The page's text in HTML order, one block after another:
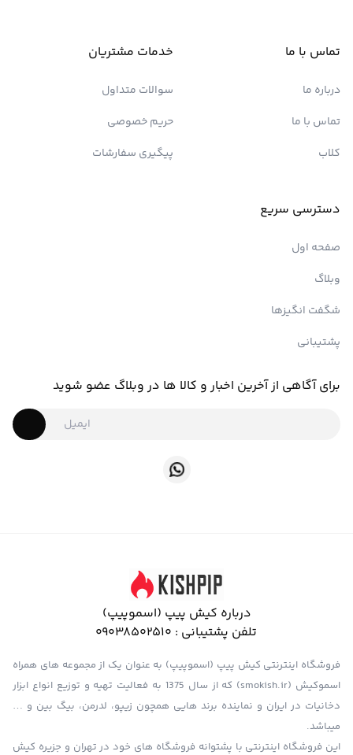
تماس با ما
درباره ما
تماس با ما
کلاب
خدمات مشتریان
سوالات متداول
حریم خصوصی
پیگیری سفارشات
دسترسی سریع
صفحه اول
وبلاگ
شگفت انگیزها
پشتیبانی
برای آگاهی از آخرین اخبار و کالا ها در وبلاگ عضو شوید
درباره کیش پیپ (اسموپیپ)
تلفن پشتیبانی : 09038502510
فروشگاه اینترنتی کیش پیپ (اسموپیپ) به عنوان یک از مجموعه های همراه
اسموکیش (smokish.ir) که از سال 1375 به فعالیت تهیه و توزیع انواع ابزار
دخانیات در ایران و نماینده برند هایی همچون زیپو، لدرمن، بیگ بین و …
میباشد.
این فروشگاه اینترنتی با پشتوانه فروشگاه های خود در تهران و جزیره کیش